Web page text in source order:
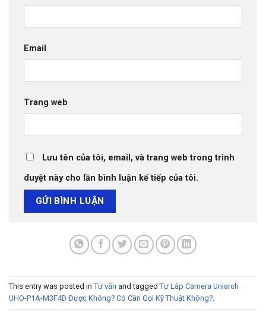
Email
Trang web
Lưu tên của tôi, email, và trang web trong trình
duyệt này cho lần bình luận kế tiếp của tôi.
This entry was posted in Tư vấn and tagged Tự Lắp Camera Uniarch
UHO-P1A-M3F4D Được Không? Có Cần Gọi Kỹ Thuật Không?.